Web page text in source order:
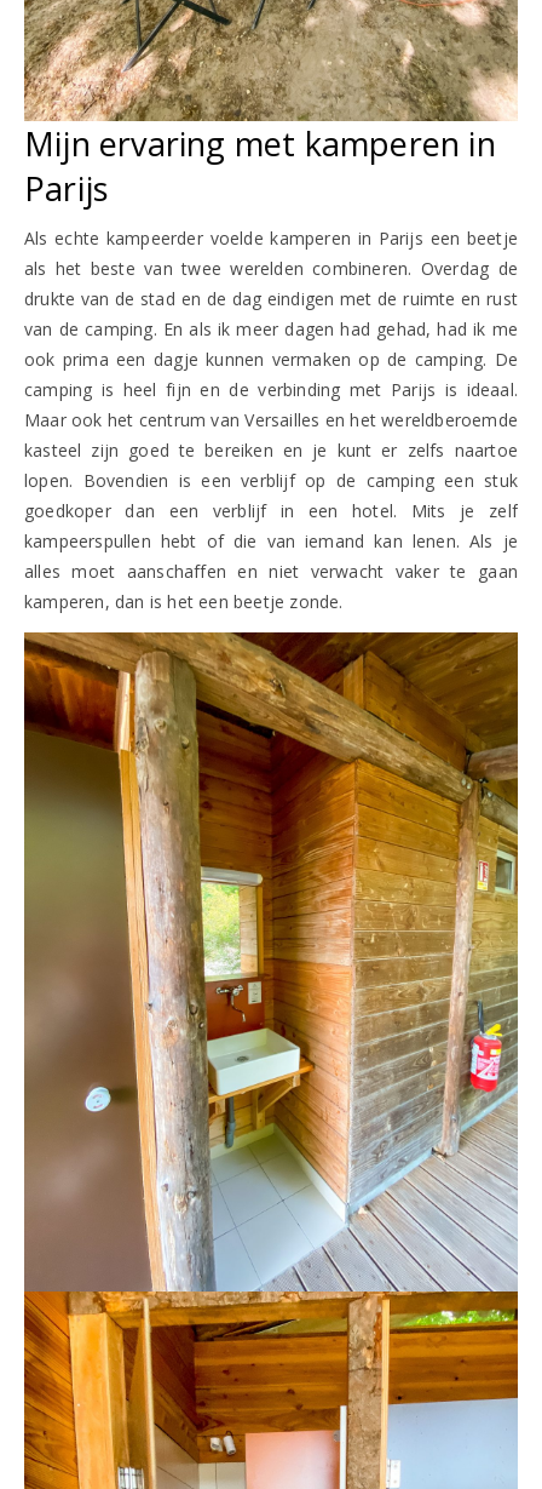
Mijn ervaring met kamperen in
Parijs
Als echte kampeerder voelde kamperen in Parijs een beetje
als het beste van twee werelden combineren. Overdag de
drukte van de stad en de dag eindigen met de ruimte en rust
van de camping. En als ik meer dagen had gehad, had ik me
ook prima een dagje kunnen vermaken op de camping. De
camping is heel fijn en de verbinding met Parijs is ideaal.
Maar ook het centrum van Versailles en het wereldberoemde
kasteel zijn goed te bereiken en je kunt er zelfs naartoe
lopen. Bovendien is een verblijf op de camping een stuk
goedkoper dan een verblijf in een hotel. Mits je zelf
kampeerspullen hebt of die van iemand kan lenen. Als je
alles moet aanschaffen en niet verwacht vaker te gaan
kamperen, dan is het een beetje zonde.